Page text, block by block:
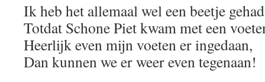
Ik heb het allemaal wel een beetje
Totdat Schone Piet kwam met een
Heerlijk even mijn voeten er ingedaan,
Dan kunnen we er weer even tegenaan!